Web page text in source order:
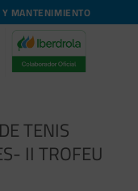
Y MANTENIMIENTO
TENIS
II TROFEU